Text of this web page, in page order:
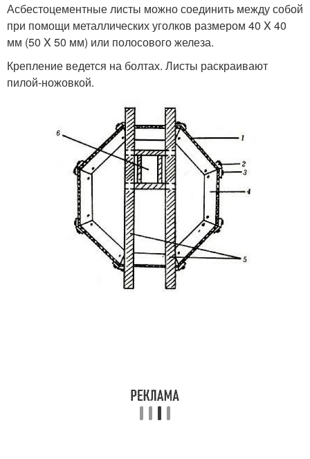
Асбестоцементные листы можно соединить между собой
при помощи металлических уголков размером 40 X 40
мм (50 X 50 мм) или полосового железа.
Крепление ведется на болтах. Листы раскраивают
пилой-ножовкой.